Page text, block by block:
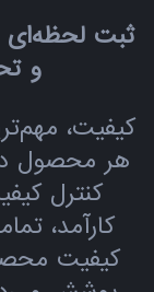
ثبت لحظه‌ای
و
کیفیت،
هر محصول در
کنترل
کارآمد،
کیفیت